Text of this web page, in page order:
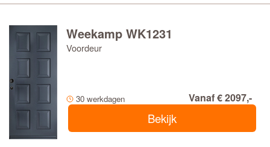
Weekamp WK1231
Voordeur
30 werkdagen Vanaf € 2097,-
Bekijk